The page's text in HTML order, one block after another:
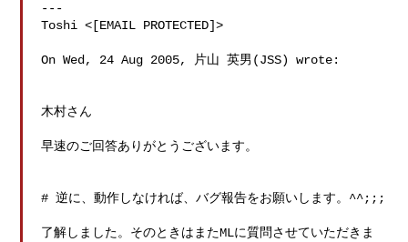
---
Toshi <[EMAIL PROTECTED]>
On Wed, 24 Aug 2005, 片山 英男(JSS) wrote:
木村さん
早速のご回答ありがとうございます。
# 逆に、動作しなければ、バグ報告をお願いします。^^;;;
了解しました。そのときはまたMLに質問させていただきま